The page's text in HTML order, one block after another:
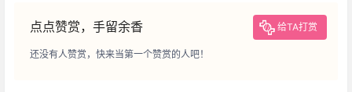
点点赞赏，手留余香 给TA打赏
还没有人赞赏，快来当第一个赞赏的人吧！